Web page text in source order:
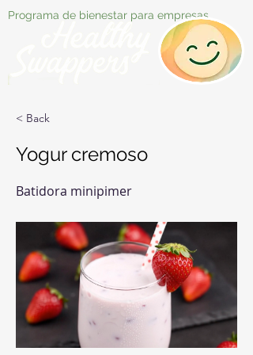
Programa de bienestar para empresas
< Back
Yogur cremoso
Batidora minipimer